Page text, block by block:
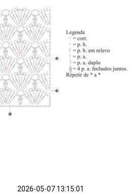
2026-05-07 13:15:01